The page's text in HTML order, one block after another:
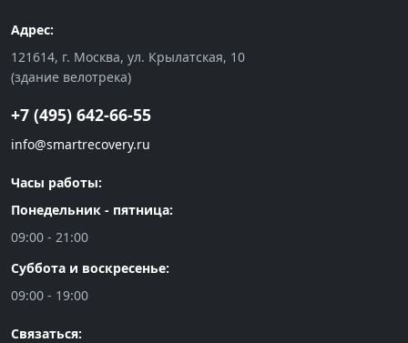
Адрес:
121614, г. Москва, ул. Крылатская, 10
(здание велотрека)
+7 (495) 642-66-55
info@smartrecovery.ru
Часы работы:
Понедельник - пятница:
09:00 - 21:00
Суббота и воскресенье:
09:00 - 19:00
Связаться: